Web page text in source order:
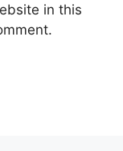
in this